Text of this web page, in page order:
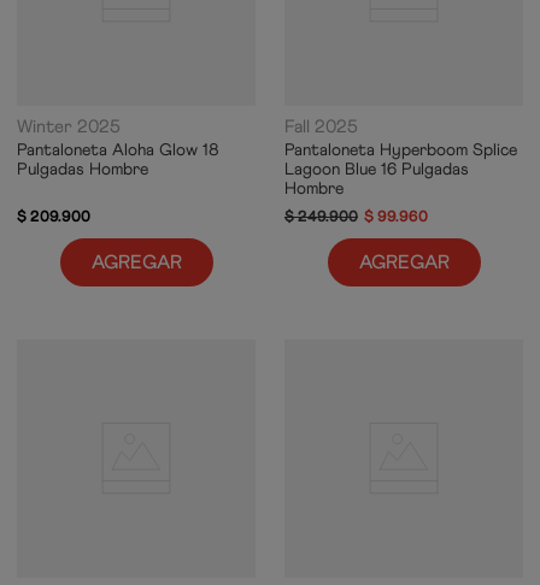
Winter 2025
Pantaloneta Aloha Glow 18
Pulgadas Hombre
$209.900
AGREGAR
Fall 2025
Pantaloneta Hyperboom Splice
Lagoon Blue 16 Pulgadas
Hombre
$249.900 $ 99.960
AGREGAR